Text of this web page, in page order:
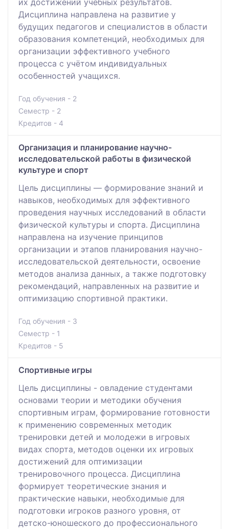
Дисциплина направлена на развитие у
будущих педагогов и специалистов в области
образования компетенций, необходимых для
организации эффективного учебного
процесса с учётом индивидуальных
особенностей учащихся.
Год обучения - 2
Семестр - 2
Кредитов - 4
Организация и планирование научно-
исследовательской работы в физической
культуре и спорт
Цель дисциплины — формирование знаний и
навыков, необходимых для эффективного
проведения научных исследований в области
физической культуры и спорта. Дисциплина
направлена на изучение принципов
организации и этапов планирования научно-
исследовательской деятельности, освоение
методов анализа данных, а также подготовку
рекомендаций, направленных на развитие и
оптимизацию спортивной практики.
Год обучения - 3
Семестр - 1
Кредитов - 5
Спортивные игры
Цель дисциплины - овладение студентами
основами теории и методики обучения
спортивным играм, формирование готовности
к применению современных методик
тренировки детей и молодежи в игровых
видах спорта, методов оценки их игровых
достижений для оптимизации
тренировочного процесса. Дисциплина
формирует теоретические знания и
практические навыки, необходимые для
подготовки игроков разного уровня, от
детско-юношеского до профессионального